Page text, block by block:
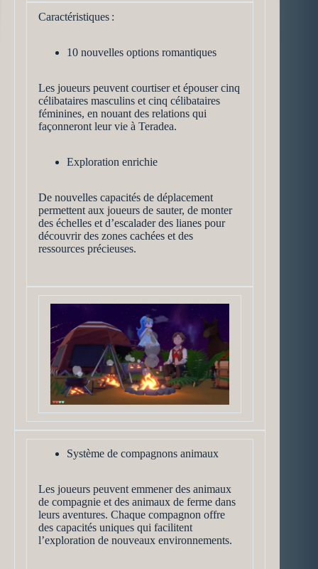
Caractéristiques :
10 nouvelles options romantiques
Les joueurs peuvent courtiser et épouser cinq
célibataires masculins et cinq célibataires
féminines, en nouant des relations qui
façonneront leur vie à Teradea.
Exploration enrichie
De nouvelles capacités de déplacement
permettent aux joueurs de sauter, de monter
des échelles et d’escalader des lianes pour
découvrir des zones cachées et des
ressources précieuses.
Système de compagnons animaux
Les joueurs peuvent emmener des animaux
de compagnie et des animaux de ferme dans
leurs aventures. Chaque compagnon offre
des capacités uniques qui facilitent
l’exploration de nouveaux environnements.